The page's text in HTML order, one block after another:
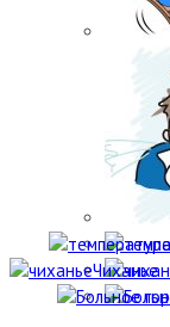
Чиханье